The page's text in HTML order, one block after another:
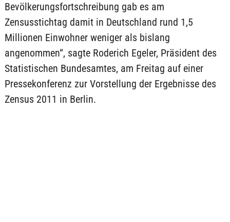
Bevölkerungsfortschreibung gab es am
Zensusstichtag damit in Deutschland rund 1,5
Millionen Einwohner weniger als bislang
angenommen“, sagte Roderich Egeler, Präsident des
Statistischen Bundesamtes, am Freitag auf einer
Pressekonferenz zur Vorstellung der Ergebnisse des
Zensus 2011 in Berlin.